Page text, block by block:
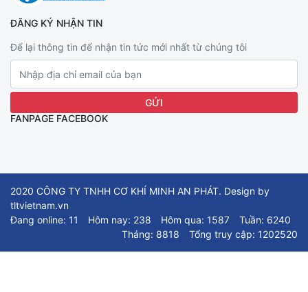
ĐĂNG KÝ NHẬN TIN
Để lại thông tin để nhận tin tức mới nhất từ chúng tôi
FANPAGE FACEBOOK
2020 CÔNG TY TNHH CƠ KHÍ MINH AN PHÁT. Design by
tltvietnam.vn
Đang online: 11
Hôm nay: 238 Hôm qua: 1587
Tuần: 6240
Tháng: 8818
Tổng truy cập: 1202520